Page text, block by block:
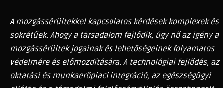
A mozgássérültekkel kapcsolatos kérdések komplexek és
sokrétűek. Ahogy a társadalom fejlődik, úgy nő az igény a
mozgássérültek jogainak és lehetőségeinek folyamatos
védelmére és előmozdítására. A technológiai fejlődés, az
oktatási és munkaerőpiaci integráció, az egészségügyi